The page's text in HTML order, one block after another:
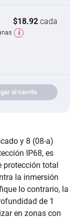
$18.92 cada
al carrito
y 8 (08-a)
IP68, es
protección total
la inmersión
lo contrario, la
de 1
en zonas con